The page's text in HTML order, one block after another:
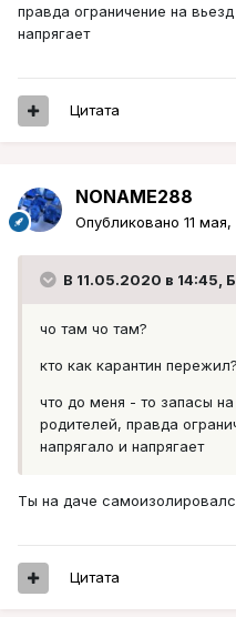
правда ограничение на
напрягает
Цитата
NONAME288
Опубликовано 11
В 11.05.2020 в 14:45,
чо там чо там?
кто как карантин
что до меня - то запасы
родителей, правда
напрягало и напрягает
Ты на даче
Цитата